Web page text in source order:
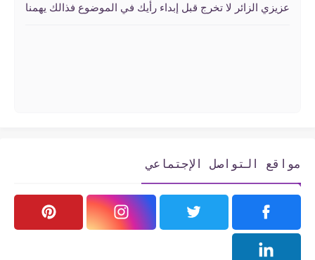
عزيزي الزائر لا تخرج قبل إبداء رأيك في الموضوع فذالك يهمنا
مواقع التواصل الإجتماعي